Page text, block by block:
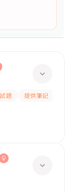
題 提供筆記